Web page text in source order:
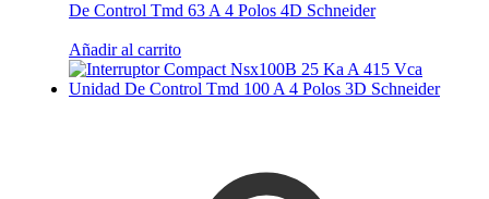
De Control Tmd 63 A 4 Polos 4D Schneider
Añadir al carrito